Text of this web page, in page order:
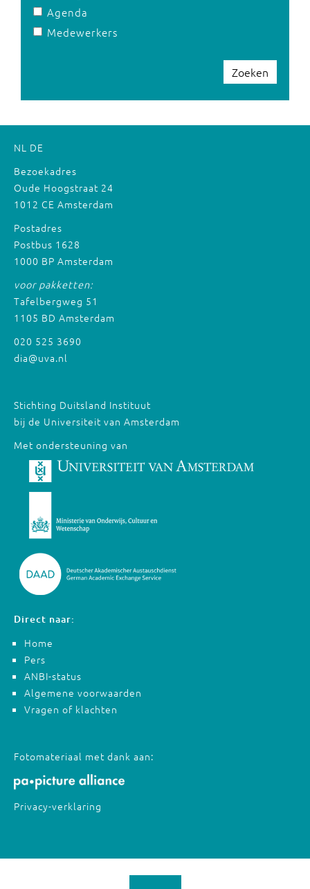
Agenda
Medewerkers
Zoeken
NL DE
Bezoekadres
Oude Hoogstraat 24
1012 CE Amsterdam
Postadres
Postbus 1628
1000 BP Amsterdam
voor pakketten:
Tafelbergweg 51
1105 BD Amsterdam
020 525 3690
dia@uva.nl
Stichting Duitsland Instituut
bij de Universiteit van Amsterdam
Met ondersteuning van
Direct naar:
Home
Pers
ANBI-status
Algemene voorwaarden
Vragen of klachten
Fotomateriaal met dank aan:
Privacy-verklaring